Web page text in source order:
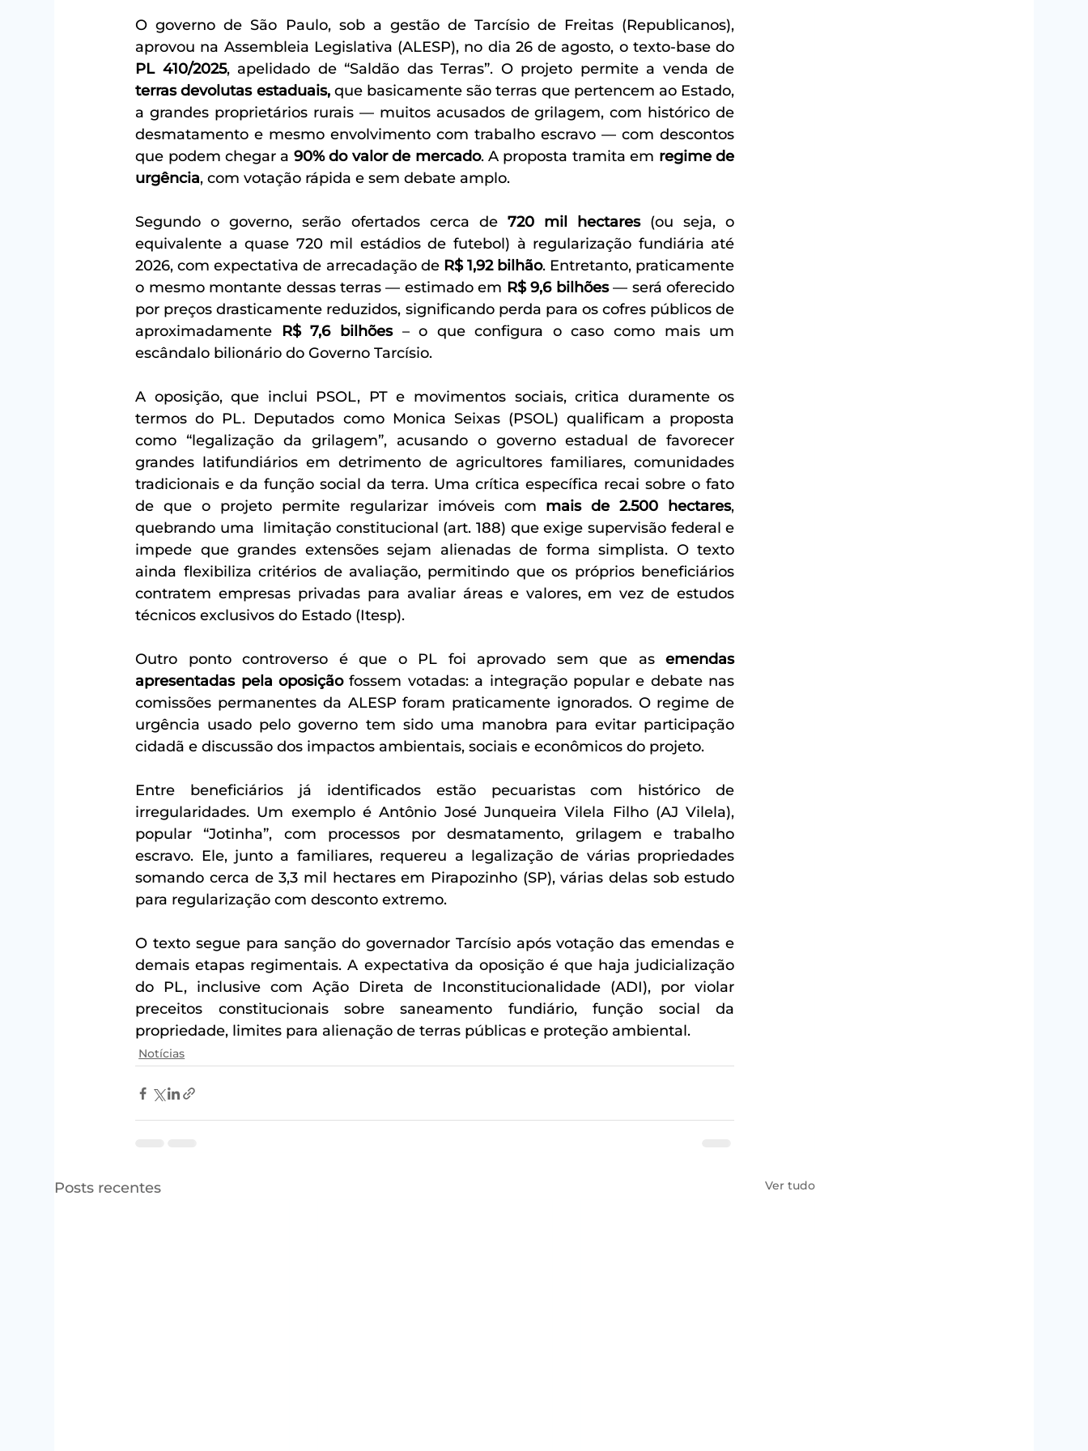
O governo de São Paulo, sob a gestão de Tarcísio de Freitas (Republicanos),
PL 410/2025
terras devolutas estaduais, que basicamente são terras que pertencem ao Estado,
a grandes proprietários rurais — muitos acusados de grilagem, com histórico de
desmatamento e mesmo envolvimento com trabalho escravo — com descontos
que podem chegar a 90% do valor de mercado. A proposta tramita em regime de
urgência, com votação rápida e sem debate amplo.
Segundo o governo, serão ofertados cerca de 720 mil hectares (ou seja, o
equivalente a quase 720 mil estádios de futebol) à regularização fundiária até
2026, com expectativa de arrecadação de R$ 1,92 bilhão. Entretanto, praticamente
o mesmo montante dessas terras — estimado em R$ 9,6 bilhões — será oferecido
por preços drasticamente reduzidos, significando perda para os cofres públicos de
aproximadamente
R$ 7,6 bilhões – o que configura o caso como mais um
escândalo bilionário do Governo Tarcísio.
A oposição, que inclui PSOL, PT e movimentos sociais, critica duramente os
termos do PL. Deputados como Monica Seixas (PSOL) qualificam a proposta
como “legalização da grilagem”, acusando o governo estadual de favorecer
grandes latifundiários em detrimento de agricultores familiares, comunidades
tradicionais e da função social da terra. Uma crítica específica recai sobre o fato
de que o projeto permite regularizar imóveis com mais de 2.500 hectares,
quebrando uma  limitação constitucional (art. 188) que exige supervisão federal e
impede que grandes extensões sejam alienadas de forma simplista. O texto
ainda flexibiliza critérios de avaliação, permitindo que os próprios beneficiários
contratem empresas privadas para avaliar áreas e valores, em vez de estudos
técnicos exclusivos do Estado (Itesp).
Outro ponto controverso é que o PL foi aprovado sem que as emendas
apresentadas pela oposição fossem votadas: a integração popular e debate nas
comissões permanentes da ALESP foram praticamente ignorados. O regime de
urgência usado pelo governo tem sido uma manobra para evitar participação
cidadã e discussão dos impactos ambientais, sociais e econômicos do projeto.
Entre beneficiários já identificados estão pecuaristas com histórico de
irregularidades. Um exemplo é Antônio José Junqueira Vilela Filho (AJ Vilela),
popular “Jotinha”, com processos por desmatamento, grilagem e trabalho
escravo. Ele, junto a familiares, requereu a legalização de várias propriedades
somando cerca de 3,3 mil hectares em Pirapozinho (SP), várias delas sob estudo
para regularização com desconto extremo.
O texto segue para sanção do governador Tarcísio após votação das emendas e
demais etapas regimentais. A expectativa da oposição é que haja judicialização
do PL, inclusive com Ação Direta de Inconstitucionalidade (ADI), por violar
preceitos constitucionais sobre saneamento fundiário, função social da
propriedade, limites para alienação de terras públicas e proteção ambiental.
Notícias
Posts recentes Ver tudo